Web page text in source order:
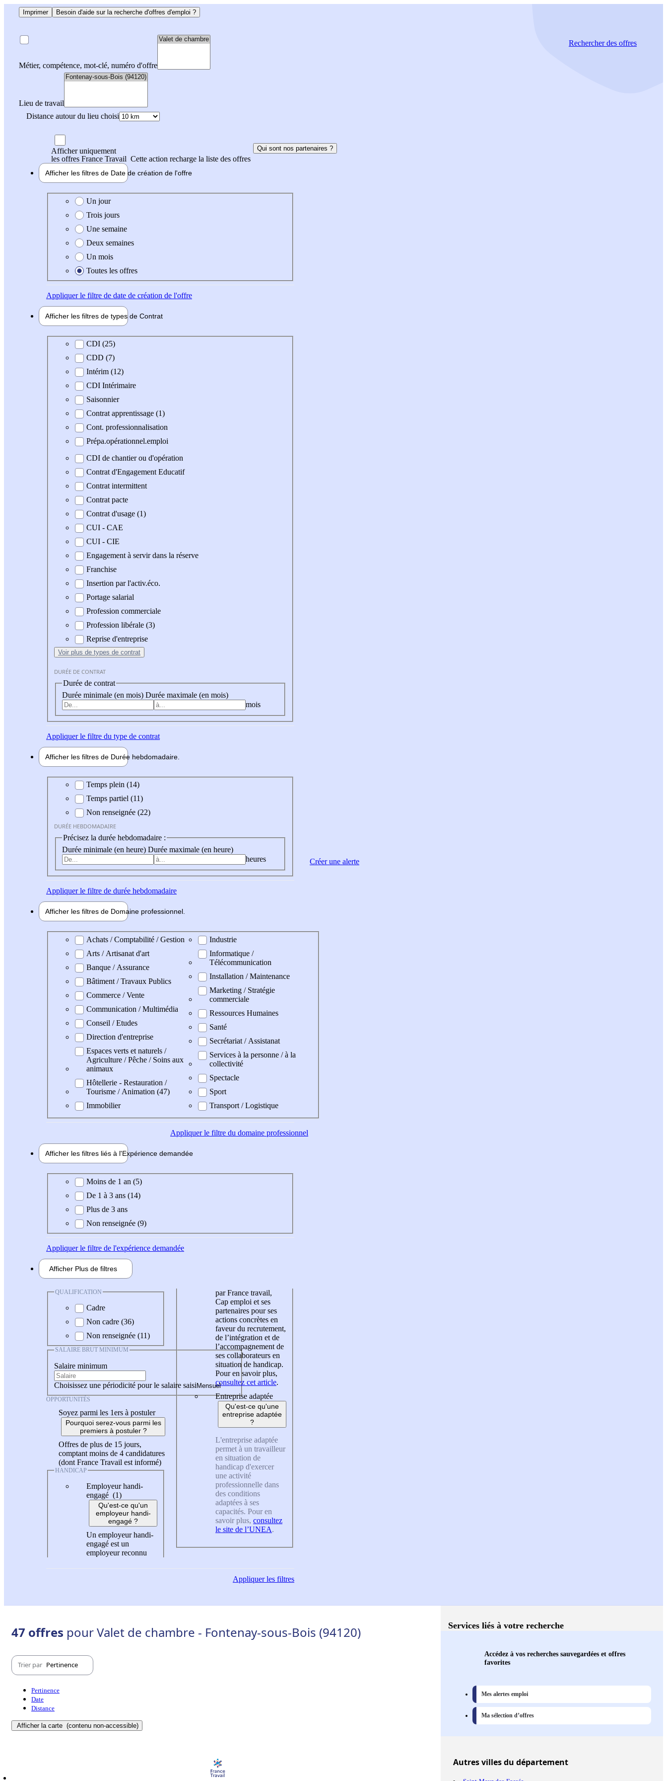
Imprimer Besoin d'aide sur la recherche d'offres d'emploi ?
Métier, compétence, mot-clé, numéro d'offre
Lieu de travail
Distance autour du lieu choisi
Rechercherdes offres
Afficher uniquement
les offres France Travail Cette action recharge la liste des offres
Qui sont nos partenaires ?
Afficher les filtres de Date de création de l'offre
Date de création de l'offre
Un jour
Trois jours
Une semaine
Deux semaines
Un mois
Toutes les offres
Appliquerle filtre de date de création de l'offre
Afficher les filtres de types de Contrat
Type de contratCDI (25)
CDD (7)
Intérim (12)
CDI Intérimaire
Saisonnier
Contrat apprentissage (1)
Cont. professionnalisation
Prépa.opérationnel.emploi
CDI de chantier ou d'opération
Contrat d'Engagement Educatif
Contrat intermittent
Contrat pacte
Contrat d'usage (1)
CUI - CAE
CUI - CIE
Engagement à servir dans la réserve
Franchise
Insertion par l'activ.éco.
Portage salarial
Profession commerciale
Profession libérale (3)
Reprise d'entreprise
Voir plus de types de contrat
DURÉE DE CONTRAT
Durée de contrat
Durée minimale (en mois) Durée maximale (en mois)
mois
Appliquerle filtre du type de contrat
Afficher les filtres de Durée hebdomadaire
Durée hebdomadaire
Temps plein (14)
Temps partiel (11)
Non renseignée (22)
DURÉE HEBDOMADAIRE
Précisez la durée hebdomadaire :
Durée minimale (en heure) Durée maximale (en heure)
heures
Appliquerle filtre de durée hebdomadaire
Afficher les filtres de Domaine professionnel
Domaine professionel
Achats / Comptabilité / Gestion
Arts / Artisanat d'art
Banque / Assurance
Bâtiment / Travaux Publics
Commerce / Vente
Communication / Multimédia
Conseil / Etudes
Direction d'entreprise
Espaces verts et naturels /
Agriculture / Pêche / Soins aux
animaux
Hôtellerie - Restauration /
Tourisme / Animation (47)
Immobilier
Industrie
Informatique /
Télécommunication
Installation / Maintenance
Marketing / Stratégie
commerciale
Ressources Humaines
Santé
Secrétariat / Assistanat
Services à la personne / à la
collectivité
Spectacle
Sport
Transport / Logistique
Appliquerle filtre du domaine professionnel
Afficher les filtres liés à l'Expérience demandée
Expérience demandée
Moins de 1 an (5)
De 1 à 3 ans (14)
Plus de 3 ans
Non renseignée (9)
Appliquerle filtre de l'expérience demandée
Afficher Plus de filtres
QUALIFICATION
Cadre
Non cadre (36)
Non renseignée (11)
SALAIRE BRUT MINIMUM
Salaire minimum
Choisissez une périodicité pour le salaire saisi
OPPORTUNITÉS
Soyez parmi les 1ers à postuler
Pourquoi serez-vous parmi les
premiers à postuler ?
Offres de plus de 15 jours,
comptant moins de 4 candidatures
(dont France Travail est informé)
HANDICAP
Employeur handi-
engagé (1)
Qu'est-ce qu'un
employeur handi-
engagé ?
Un employeur handi-
engagé est un
employeur reconnu
par France travail,
Cap emploi et ses
partenaires pour ses
actions concrètes en
faveur du recrutement,
de l’intégration et de
l’accompagnement de
ses collaborateurs en
situation de handicap.
Pour en savoir plus,
consultez cet article.
Entreprise adaptée
Qu'est-ce qu'une
entreprise adaptée
?
L'entreprise adaptée
permet à un travailleur
en situation de
handicap d'exercer
une activité
professionnelle dans
des conditions
adaptées à ses
capacités. Pour en
savoir plus, consultez
le site de l’UNEA.
Appliquerles filtres
Créer une alerte
47 offres pour Valet de chambre - Fontenay-sous-Bois (94120)
Trier par Pertinence
Pertinence
Date
Distance
Afficher la carte (contenu non-accessible)
Services liés à votre recherche
Accédez à vos recherches sauvegardées et offres
favorites
Mes alertes emploi
Ma sélection d’offres
Autresvillesdu département